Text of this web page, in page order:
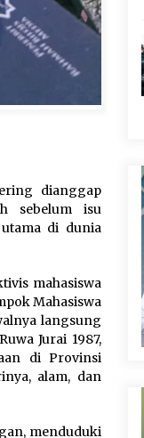
dianggap
sebelum isu
di dunia
mahasiswa
Mahasiswa
langsung
Jurai 1987,
di Provinsi
alam, dan
menduduki